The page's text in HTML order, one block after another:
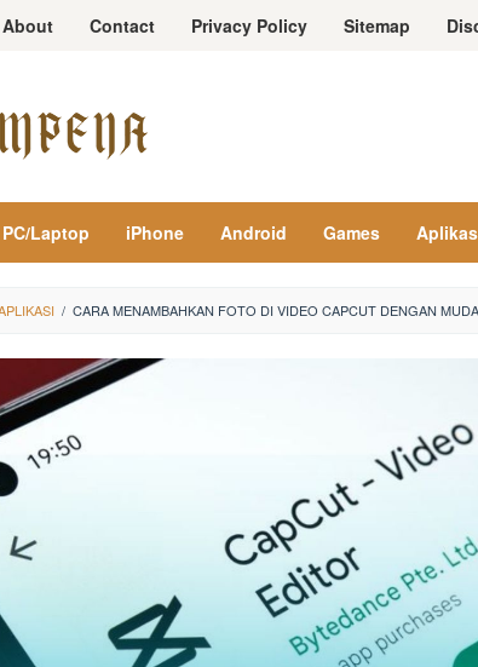
About Contact Privacy Policy Sitemap
PC/Laptop iPhone Android Games
/ CARA MENAMBAHKAN FOTO DI VIDEO CAPCUT DENGAN